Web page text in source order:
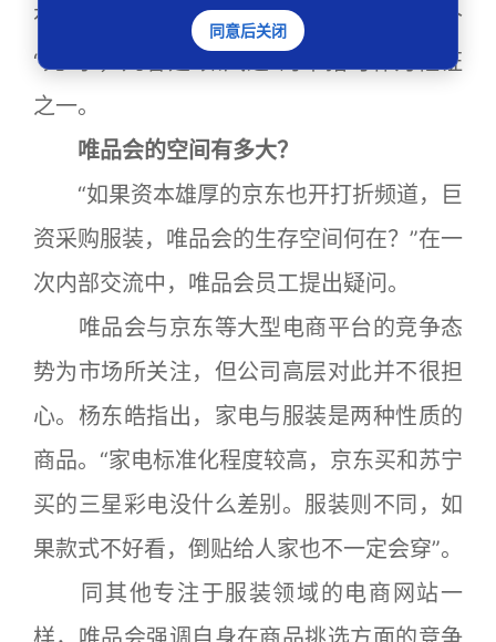
有达成的情况下，自建物流配送就是一个
“死”字，凡客建“如风达”的举措可作为佐证
之一。
唯品会的空间有多大？
“如果资本雄厚的京东也开打折频道，巨
资采购服装，唯品会的生存空间何在？”在一
次内部交流中，唯品会员工提出疑问。
唯品会与京东等大型电商平台的竞争态
势为市场所关注，但公司高层对此并不很担
心。杨东皓指出，家电与服装是两种性质的
商品。“家电标准化程度较高，京东买和苏宁
买的三星彩电没什么差别。服装则不同，如
果款式不好看，倒贴给人家也不一定会穿”。
同其他专注于服装领域的电商网站一
同意后关闭